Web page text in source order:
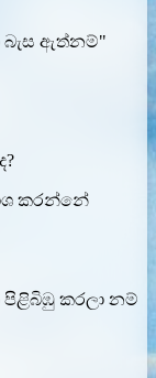
බැස ඇත්නම්"
කරන්නේ
කරලා නම්